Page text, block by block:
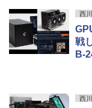
西
戦
B-
西